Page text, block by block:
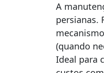
A
persianas.
(quando
Ideal para